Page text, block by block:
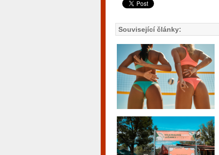
Související články: